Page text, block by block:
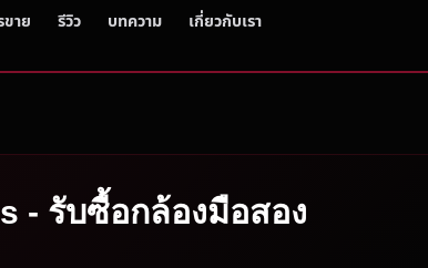
าย รีวิว บทความ เกี่ยวกับเรา
- รับซื้อกล้องมือสอง